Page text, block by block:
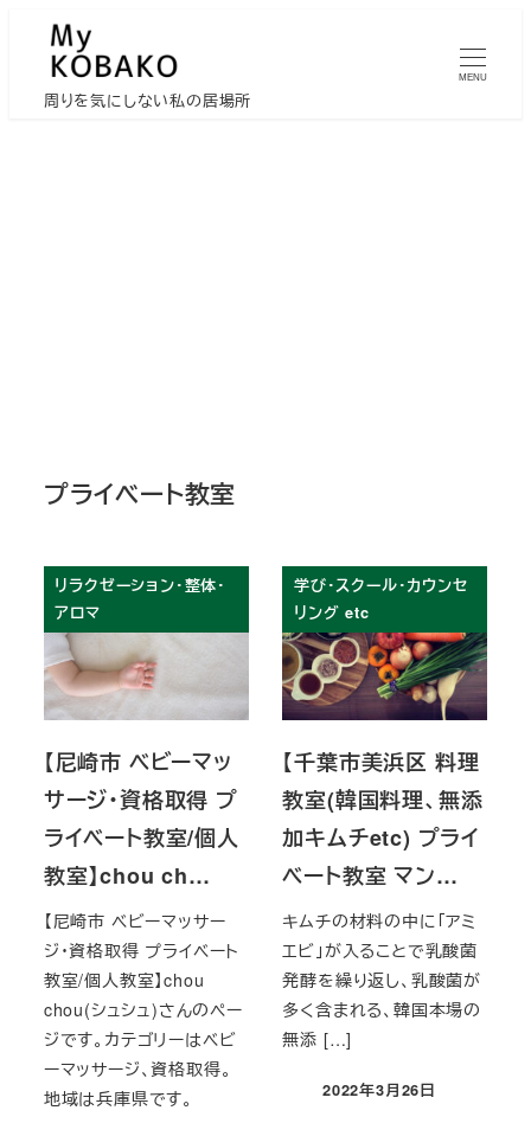
周りを気にしない私の居場所
MENU
プライベート教室
リラクゼーション・整体・
アロマ
【尼崎市 ベビーマッ
サージ・資格取得 プ
ライベート教室/個人
教室】chou ch…
【尼崎市 ベビーマッサー
ジ・資格取得 プライベート
教室/個人教室】chou
chou(シュシュ)さんのペー
ジです。カテゴリーはベビ
ーマッサージ、資格取得。
地域は兵庫県です。
学び・スクール・カウンセ
リング etc
【千葉市美浜区 料理
教室(韓国料理、無添
加キムチetc) プライ
ベート教室 マン…
キムチの材料の中に「アミ
エビ」が入ることで乳酸菌
発酵を繰り返し、乳酸菌が
多く含まれる、韓国本場の
無添 […]
投稿日
2022年3月26日